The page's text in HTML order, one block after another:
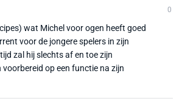
0
wat Michel voor ogen heeft goed
voor de jongere spelers in zijn
zal hij slechts af en toe zijn
op een functie na zijn